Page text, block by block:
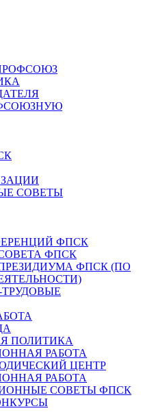
СОВЕТЫ
ФПСК
ФПСК
ФПСК (ПО
ПОЛИТИКА
РАБОТА
ЦЕНТР
РАБОТА
СОВЕТЫ ФПСК